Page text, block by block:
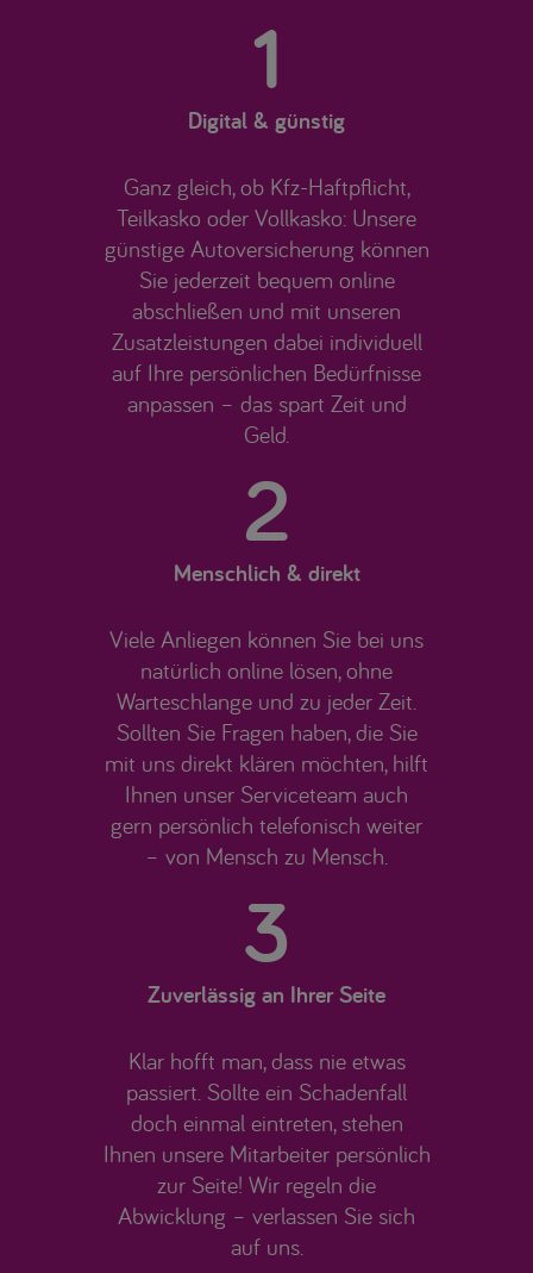
1
Digital & günstig
Ganz gleich, ob Kfz-Haftpflicht,
Teilkasko oder Vollkasko: Unsere
günstige Autoversicherung können
Sie jederzeit bequem online
abschließen und mit unseren
Zusatzleistungen dabei individuell
auf Ihre persönlichen Bedürfnisse
anpassen – das spart Zeit und
Geld.
2
Menschlich & direkt
Viele Anliegen können Sie bei uns
natürlich online lösen, ohne
Warteschlange und zu jeder Zeit.
Sollten Sie Fragen haben, die Sie
mit uns direkt klären möchten, hilft
Ihnen unser Serviceteam auch
gern persönlich telefonisch weiter
– von Mensch zu Mensch.
3
Zuverlässig an Ihrer Seite
Klar hofft man, dass nie etwas
passiert. Sollte ein Schadenfall
doch einmal eintreten, stehen
Ihnen unsere Mitarbeiter persönlich
zur Seite! Wir regeln die
Abwicklung – verlassen Sie sich
auf uns.